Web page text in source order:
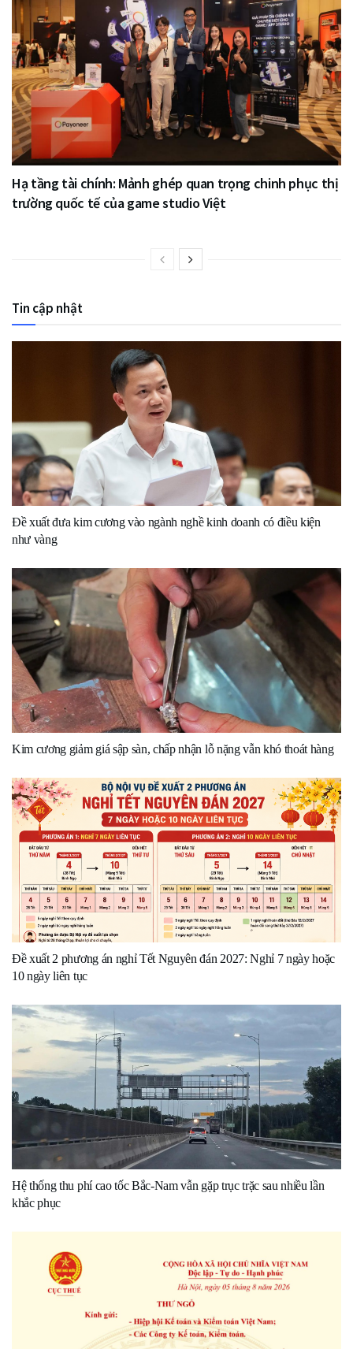
Hạ tầng tài chính: Mảnh ghép quan trọng chinh phục thị
trường quốc tế của game studio Việt
Tin cập nhật
Đề xuất đưa kim cương vào ngành nghề kinh doanh có điều kiện
như vàng
Kim cương giảm giá sập sàn, chấp nhận lỗ nặng vẫn khó thoát hàng
Đề xuất 2 phương án nghỉ Tết Nguyên đán 2027: Nghỉ 7 ngày hoặc
10 ngày liên tục
Hệ thống thu phí cao tốc Bắc-Nam vẫn gặp trục trặc sau nhiều lần
khắc phục